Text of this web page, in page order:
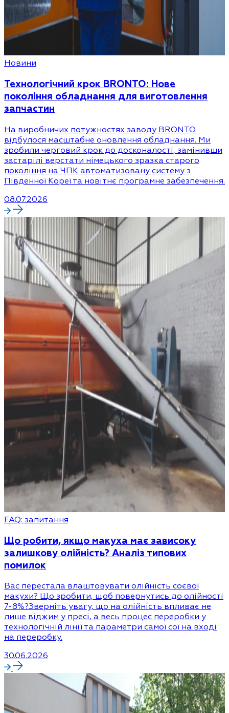
Новини
Технологічний крок BRONTO: Нове
покоління обладнання для виготовлення
запчастин
На виробничих потужностях заводу BRONTO
відбулося масштабне оновлення обладнання. Ми
зробили черговий крок до досконалості, замінивши
застарілі верстати німецького зразка старого
покоління на ЧПК автоматизовану систему з
Південної Кореї та новітнє програмне забезпечення.
08.07.2026
FAQ: запитання
Що робити, якщо макуха має зависоку
залишкову олійність? Аналіз типових
помилок
Вас перестала влаштовувати олійність соєвої
макухи? Що зробити, щоб повернутись до олійності
7-8%?Зверніть увагу, що на олійність впливає не
лише віджим у пресі, а весь процес переробки у
технологічній лінії та параметри самої сої на вході
на переробку.
30.06.2026